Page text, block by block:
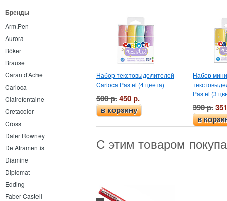
Бренды
Arm.Pen
Aurora
Böker
Brause
Caran d’Ache
Carioca
Clairefontaine
Cretacolor
Cross
Daler Rowney
De Atramentis
Diamine
Diplomat
Edding
Faber-Castell
Набор текстовыделителей
Carioca Pastel (4 цвета)
500 р.450 р.
в корзину
Набор
Pastel (3
390 р.
в
С этим товаром